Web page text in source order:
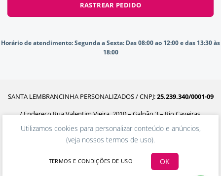
RASTREAR PEDIDO
Horário de atendimento:Segunda a Sexta: Das 08:00 ao 12:00 e das 13:30 às
18:00
SANTA LEMBRANCINHA PERSONALIZADOS / CNPJ:25.239.340/0001-09
/ Endereço Rua Valentim Vieira, 2010 – Galpão 3 – Rio Caveiras,
Biguaçu – SC, 88160-302
Utilizamos cookies para personalizar conteúdo e anúncios,
(veja nossos termos de uso).
TERMOS E CONDIÇÕES DE USO OK